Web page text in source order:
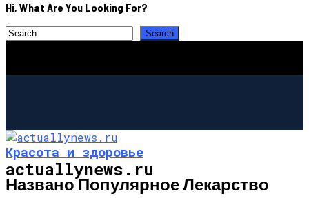
Hi, What Are You Looking For?
actuallynews.ru
Красота и здоровье
Названо Популярное Лекарство